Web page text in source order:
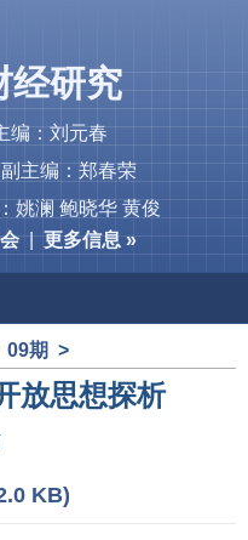
经研究
编：刘元春
主编：郑春荣
姚澜 鲍晓华 黄俊
|更多信息 »
09期 >
放思想探析
KB)